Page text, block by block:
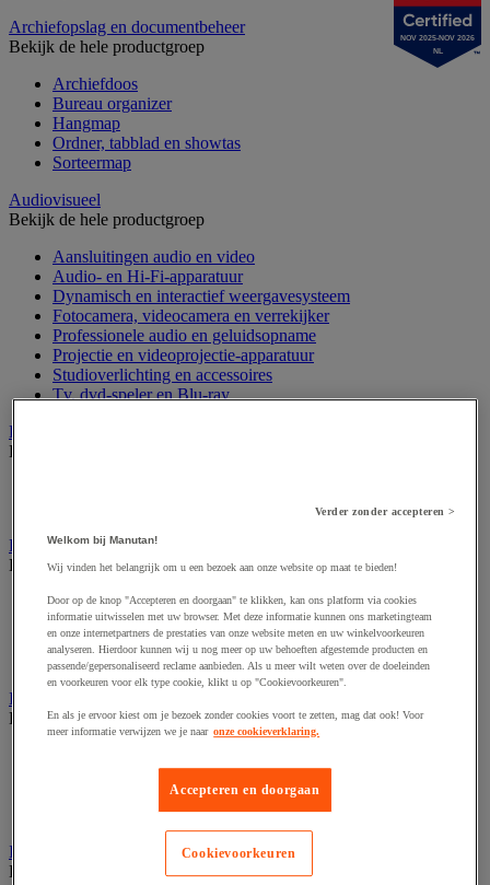
Archiefopslag en documentbeheer
Bekijk de hele productgroep
Archiefdoos
Bureau organizer
Hangmap
Ordner, tabblad en showtas
Sorteermap
Audiovisueel
Bekijk de hele productgroep
Aansluitingen audio en video
Audio- en Hi-Fi-apparatuur
Dynamisch en interactief weergavesysteem
Fotocamera, videocamera en verrekijker
Professionele audio en geluidsopname
Projectie en videoprojectie-apparatuur
Studioverlichting en accessoires
Tv, dvd-speler en Blu-ray
Bewegwijzering en aanduidingsborden
Bekijk de hele productgroep
Folderrek en -houder
Bekijk de hele productgroep
Folderrek
Mobiel folderrek
Tafel folderstandaard
Wandfolderhouder
Inname en beheer van geld
Bekijk de hele productgroep
Biljettenteller/sorteerder en valsgelddetector
Valsgelddetectie en geldtelmachine
IT en multimedia
Bekijk de hele productgroep
NOV 2025-NOV 2026
NL
Verder zonder accepteren >
Welkom bij Manutan!
Wij vinden het belangrijk om u een bezoek aan onze website op maat te bieden!
Door op de knop "Accepteren en doorgaan" te klikken, kan ons platform via cookies
informatie uitwisselen met uw browser. Met deze informatie kunnen ons marketingteam
en onze internetpartners de prestaties van onze website meten en uw winkelvoorkeuren
analyseren. Hierdoor kunnen wij u nog meer op uw behoeften afgestemde producten en
passende/gepersonaliseerd reclame aanbieden. Als u meer wilt weten over de doeleinden
en voorkeuren voor elk type cookie, klikt u op "Cookievoorkeuren".
En als je ervoor kiest om je bezoek zonder cookies voort te zetten, mag dat ook! Voor
meer informatie verwijzen we je naar onze cookieverklaring.
Accepteren en doorgaan
Cookievoorkeuren